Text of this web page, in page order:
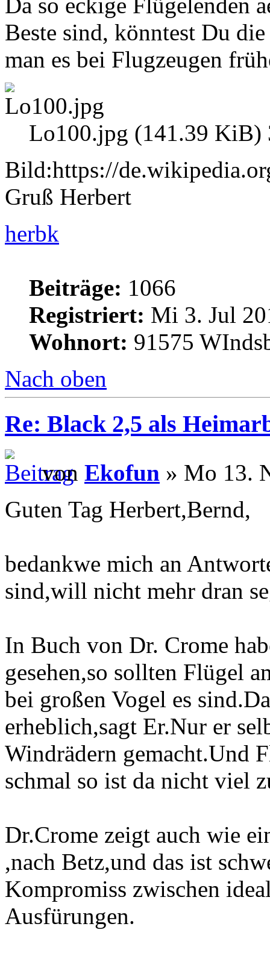
Da so eckige Flügelenden
Beste sind, könntest Du
man es bei Flugzeugen
Lo100.jpg (141.39 KiB)
Bild:https://
Gruß Herbert
herbk
Beiträge: 1066
Registriert: Mi 3. Jul
Wohnort: 91575
Nach oben
Re: Black 2,5 als
von Ekofun » Mo 13.
Guten Tag Herbert,Bernd,
bedankwe mich an
sind,will nicht mehr dran
In Buch von Dr. Crome
gesehen,so sollten Flügel
bei großen Vogel es
erheblich,sagt Er.Nur er
Windrädern gemacht.Und
schmal so ist da nicht viel
Dr.Crome zeigt auch wie
,nach Betz,und das ist
Kompromiss zwischen
Ausfürungen.